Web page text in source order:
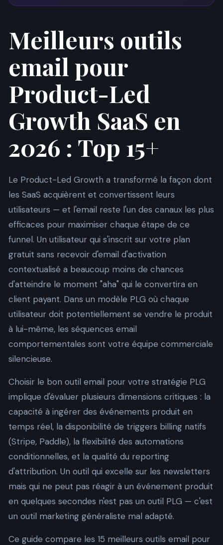
Meilleurs outils
email pour
Product-Led
Growth SaaS en
2026 : Top 15+
Le Product-Led Growth a transformé la façon dont
les SaaS acquièrent et convertissent leurs
utilisateurs — et l'email reste l'un des canaux les plus
efficaces pour maximiser chaque étape de ce
funnel. Un utilisateur qui s'inscrit sur votre plan
gratuit sans recevoir d'email d'activation
contextualisé a beaucoup moins de chances
d'atteindre le moment "aha" qui le convertira en
client payant. Dans un modèle PLG où chaque
utilisateur doit potentiellement se vendre le produit
à lui-même, les séquences email
comportementales sont votre équipe commerciale
silencieuse.
Choisir le bon outil email pour votre stratégie PLG
implique d'évaluer plusieurs dimensions critiques : la
capacité à ingérer des événements produit en
temps réel, la disponibilité de triggers billing natifs
(Stripe, Paddle), la flexibilité des automations
conditionnelles, et la qualité du reporting
d'attribution. Un outil qui excelle sur les newsletters
mais qui ne peut pas réagir à un événement produit
en quelques secondes n'est pas un outil PLG — c'est
un outil marketing généraliste mal adapté.
Ce guide compare les 15 meilleurs outils email pour